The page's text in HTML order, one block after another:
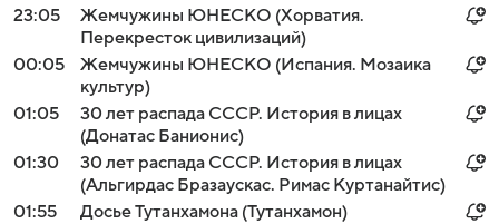
23:05
Жемчужины ЮНЕСКО (Хорватия.
Перекресток цивилизаций)
00:05
Жемчужины ЮНЕСКО (Испания. Мозаика
культур)
01:05
30 лет распада СССР. История в лицах
(Донатас Банионис)
01:30
30 лет распада СССР. История в лицах
(Альгирдас Бразаускас. Римас Куртанайтис)
01:55
Досье Тутанхамона (Тутанхамон)